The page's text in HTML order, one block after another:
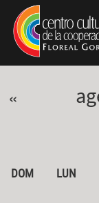
Pasar al contenido
Jump to main content
«
DOM LUN